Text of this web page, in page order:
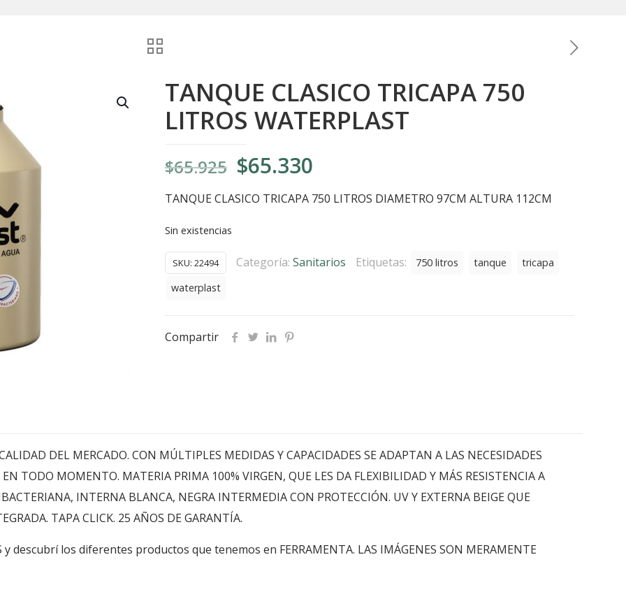
TANQUE CLASICO TRICAPA 750
LITROS WATERPLAST
$65.925 El
original
$65.330
actual
TANQUE CLASICO TRICAPA 750 LITROS DIAMETRO 97CM ALTURA 112CM
Sin existencias
SKU: 22494 Categoría: Sanitarios Etiquetas: 750 litros tanque
tricapa
waterplast
Compartir
DEL MERCADO. CON MÚLTIPLES MEDIDAS Y CAPACIDADES SE ADAPTAN A LAS NECESIDADES
TODO MOMENTO. MATERIA PRIMA 100% VIRGEN, QUE LES DA FLEXIBILIDAD Y MÁS RESISTENCIA A
INTERNA BLANCA, NEGRA INTERMEDIA CON PROTECCIÓN. UV Y EXTERNA BEIGE QUE
TAPA CLICK. 25 AÑOS DE GARANTÍA.
descubrí los diferentes productos que tenemos en FERRAMENTA. LAS IMÁGENES SON MERAMENTE